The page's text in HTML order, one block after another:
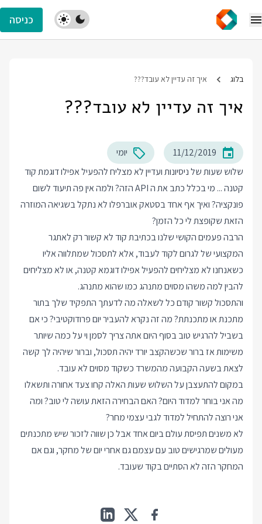
כניסה
בלוג איך זה עדיין לא עובד???
איך זה עדיין לא עובד???
11/12/2019
יומי
שלוש שעות של ניסיונות ועדיין לא מצליח להפעיל אפילו דוגמת קוד
קטנה ... מי בכלל כתב את ה API הזה? ולמה אין פה תיעוד לשום
פונקציה? ואיך אף אחד בסטאק אוברפלו לא נתקל בשגיאה המוזרה
הזאת שקופצת לי כל הזמן?
הרבה פעמים הקושי שלנו בכתיבת קוד לא קשור רק לאתגר
המקצועי של לגרום לקוד לעבוד, אלא לתסכול שמתלווה אליו
כשאנחנו לא מצליחים להפעיל אפילו דוגמא קטנה, או לא מצליחים
להבין למה משהו מסוים מתנהג כמו שהוא מתנהג.
והתסכול קשור קודם כל לשאלה מה לדעתך התפקיד שלך בתור
מתכנת או מתכנתת? מה זה נקרא להעביר יום פרודוקטיבי? כי אם
בשביל להרגיש טוב בסוף היום אתה צריך לסמן וי על כמה שיותר
משימות אז ברור שכשהקצב יורד יהיה תסכול, וברור שיהיה לך קשה
לצאת בשעה הקבועה מהמשרד כשקוד מסוים לא עובד.
במקום להתעצבן על השלוש שעות האלה קחו צעד אחורה ותשאלו
מה אני בוחר למדוד היום? האם הבחירה הזאת עושה לי טוב? ומה
אני רוצה להתחיל למדוד לגבי עצמי מחר?
לא משנים תפיסת עולם ביום אחד אבל כן שווה לזכור שיש מתכנתים
מעולים שמרגישים טוב עם עצמם גם אחרי יום של מחקר, וגם אם
המחקר הזה לא הסתיים בקוד שעובד.